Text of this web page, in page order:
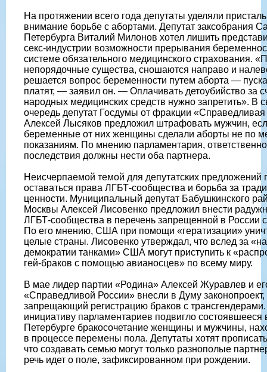
На протяжении всего года депутаты уделяли
внимание борьбе с абортами. Депутат заксобрания
Петербурга Виталий Милонов хотел лишить
секс-индустрии возможности прерывания
системе обязательного медицинского страхования.
непорядочные существа, сношаются направо и
решается вопрос беременности путем аборта —
платят, — заявил он. — Оплачивать детоубийство за
народных медицинских средств нужно запретить». В
очередь депутат Госдумы от фракции
Алексей Лысяков предложил штрафовать мужчин,
беременные от них женщины сделали аборты не по
показаниям. По мнению парламентария,
последствия должны нести оба партнера.
Неисчерпаемой темой для депутатских предложений
оставаться права ЛГБТ-сообщества и борьба за
ценности. Муниципальный депутат Бабушкинского
Москвы Алексей Лисовенко предложил внести
ЛГБТ-сообщества в перечень запрещенной в России
По его мнению, США при помощи «гератизации»
целые страны. Лисовенко утверждал, что вслед за
демократии танками» США могут приступить к
гей-браков с помощью авианосцев» по всему миру.
В мае лидер партии «Родина» Алексей Журавлев и
«Справедливой России» внесли в Думу законопроект,
запрещающий регистрацию браков с
инициативу парламентариев подвигло состоявшееся
Петербурге бракосочетание женщины и мужчины,
в процессе перемены пола. Депутаты хотят
что создавать семью могут только разнополые
речь идет о поле, зафиксированном при рождении.